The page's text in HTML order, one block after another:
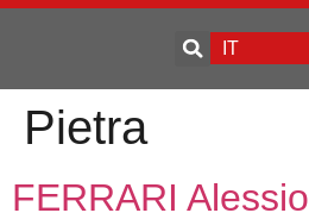
IT
Pietra
FERRARI Alessio